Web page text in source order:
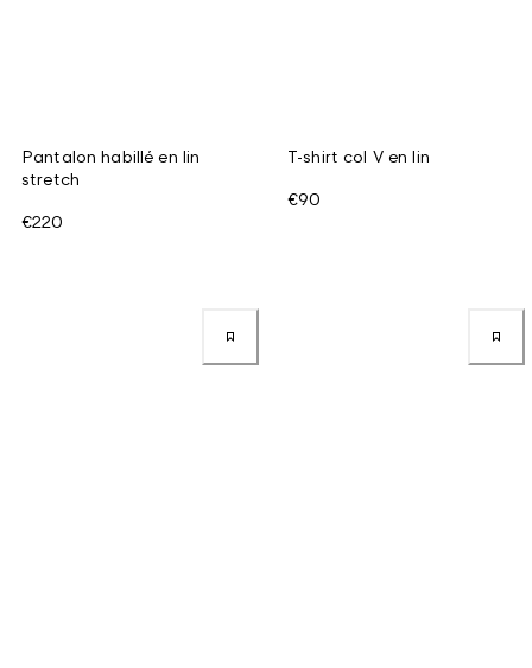
Pantalon habillé en lin
stretch
€220
T-shirt col V en lin
€90